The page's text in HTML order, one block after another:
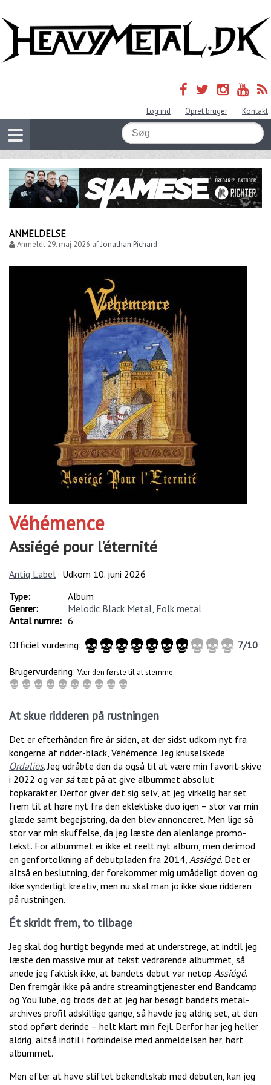
Log ind Opret bruger Kontakt
ANMELDELSE
Anmeldt 29. maj 2026 afJonathan Pichard
Véhémence
Assiégé pour l'éternité
Antiq Label · Udkom 10. juni 2026
Type:
Album
Genrer:
Melodic Black Metal Folk metal
Antal numre: 6
Officiel vurdering:
7/10
Brugervurdering: Vær den første til at stemme.
At skue ridderen på rustningen
Det er efterhånden fire år siden, at der sidst udkom nyt fra
kongerne af ridder-black, Véhémence. Jeg knuselskede
Ordalies.Jeg udråbte den da også til at være min favorit-skive
i 2022 og var så tæt på at give albummet absolut
topkarakter. Derfor giver det sig selv, at jeg virkelig har set
frem til at høre nyt fra den eklektiske duo igen – stor var min
glæde samt begejstring, da den blev annonceret. Men lige så
stor var min skuffelse, da jeg læste den alenlange promo-
tekst. For albummet er ikke et reelt nyt album, men derimod
en genfortolkning af debutpladen fra 2014, Assiégé. Det er
altså en beslutning, der forekommer mig umådeligt doven og
ikke synderligt kreativ, men nu skal man jo ikke skue ridderen
på rustningen.
Ét skridt frem, to tilbage
Jeg skal dog hurtigt begynde med at understrege, at indtil jeg
læste den massive mur af tekst vedrørende albummet, så
anede jeg faktisk ikke, at bandets debut var netop Assiégé.
Den fremgår ikke på andre streamingtjenester end Bandcamp
og YouTube, og trods det at jeg har besøgt bandets metal-
archives profil adskillige gange, så havde jeg aldrig set, at den
stod opført derinde – helt klart min fejl. Derfor har jeg heller
aldrig, altså indtil i forbindelse med anmeldelsen her, hørt
albummet.
Men efter at have stiftet bekendtskab med debuten, kan jeg